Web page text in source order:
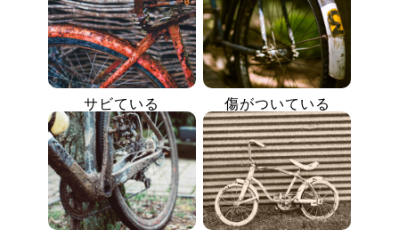
サビている 傷がついている